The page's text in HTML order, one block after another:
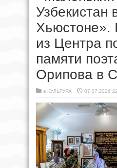
Узбекистан
Хьюстоне».
из Центра
памяти
Орипова в
в КУЛЬТУРА 07.07.2026